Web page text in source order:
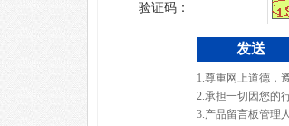
验证码：
1.尊重网上道德，
2.承担一切因您的
3.产品留言板管理